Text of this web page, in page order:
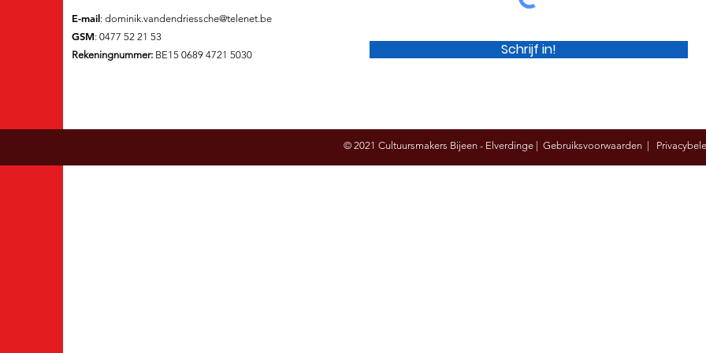
E-mail: dominik.vandendriessche@telenet.be
GSM: 0477 52 21 53
Rekeningnummer: BE15 0689 4721 5030 Schrijf in!
© 2021 Cultuursmakers Bijeen - Elverdinge | Gebruiksvoorwaarden |